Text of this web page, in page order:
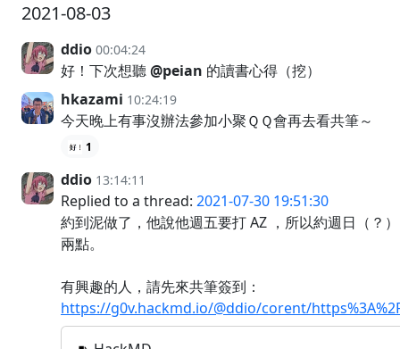
2021-08-03
ddio 00:04:24
好！下次想聽@peian 的讀書心得（挖）
hkazami 10:24:19
今天晚上有事沒辦法參加小聚ＱＱ會再去看共筆～
1
ddio 13:14:11
Replied to a thread: 2021-07-30 19:51:30
約到泥做了，他說他週五要打 AZ ，所以約週日（？
兩點。
有興趣的人，請先來共筆簽到：
https://g0v.hackmd.io/@ddio/corent/